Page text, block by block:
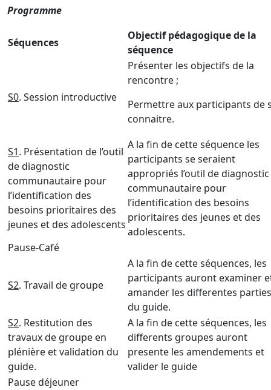
Programme
Séquences
Objectif pédagogique de la
séquence
S0. Session introductive
Présenter les objectifs de la
rencontre ;
Permettre aux participants de
connaitre.
S1. Présentation de l’outil
de diagnostic
communautaire pour
l’identification des
besoins prioritaires des
jeunes et des adolescents
A la fin de cette séquence les
participants se seraient
appropriés l’outil de diagnostic
communautaire pour
l’identification des besoins
prioritaires des jeunes et des
adolescents.
Pause-Café
S2. Travail de groupe
A la fin de cette séquences, les
participants auront examiner
amander les differentes parties
du guide.
S2. Restitution des
travaux de groupe en
plénière et validation du
guide.
A la fin de cette séquences, les
differents groupes auront
presente les amendements et
valider le guide
Pause déjeuner